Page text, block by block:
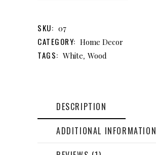
SKU: 07
CATEGORY: Home Decor
TAGS: White, Wood
DESCRIPTION
ADDITIONAL INFORMATION